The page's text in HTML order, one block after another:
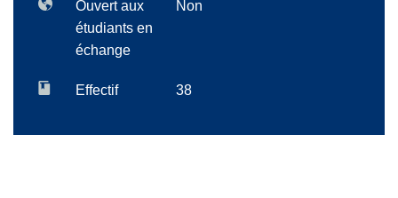
Ouvert aux
étudiants en
échange
Non
Effectif 38